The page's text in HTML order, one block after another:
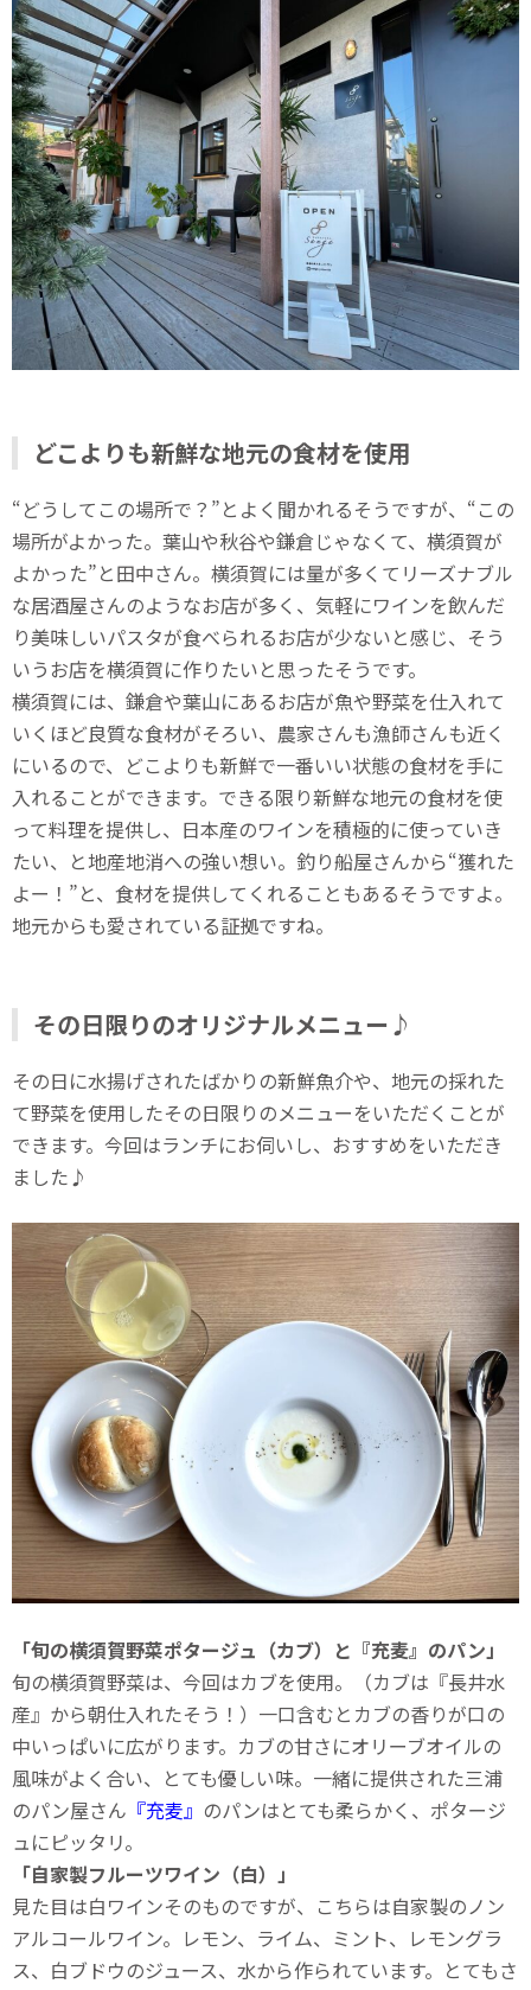
どこよりも新鮮な地元の食材を使用
“どうしてこの場所で？”とよく聞かれるそうですが、“この
場所がよかった。葉山や秋谷や鎌倉じゃなくて、横須賀が
よかった”と田中さん。横須賀には量が多くてリーズナブル
な居酒屋さんのようなお店が多く、気軽にワインを飲んだ
り美味しいパスタが食べられるお店が少ないと感じ、そう
いうお店を横須賀に作りたいと思ったそうです。
横須賀には、鎌倉や葉山にあるお店が魚や野菜を仕入れて
いくほど良質な食材がそろい、農家さんも漁師さんも近く
にいるので、どこよりも新鮮で一番いい状態の食材を手に
入れることができます。できる限り新鮮な地元の食材を使
って料理を提供し、日本産のワインを積極的に使っていき
たい、と地産地消への強い想い。釣り船屋さんから“獲れた
よー！”と、食材を提供してくれることもあるそうですよ。
地元からも愛されている証拠ですね。
その日限りのオリジナルメニュー♪
その日に水揚げされたばかりの新鮮魚介や、地元の採れた
て野菜を使用したその日限りのメニューをいただくことが
できます。今回はランチにお伺いし、おすすめをいただき
ました♪
「旬の横須賀野菜ポタージュ（カブ）と『充麦』のパン」
旬の横須賀野菜は、今回はカブを使用。（カブは『長井水
産』から朝仕入れたそう！）一口含むとカブの香りが口の
中いっぱいに広がります。カブの甘さにオリーブオイルの
風味がよく合い、とても優しい味。一緒に提供された三浦
のパン屋さん 『充麦』 のパンはとても柔らかく、ポタージ
ュにピッタリ。
「自家製フルーツワイン（白）」
見た目は白ワインそのものですが、こちらは自家製のノン
アルコールワイン。レモン、ライム、ミント、レモングラ
ス、白ブドウのジュース、水から作られています。とてもさ